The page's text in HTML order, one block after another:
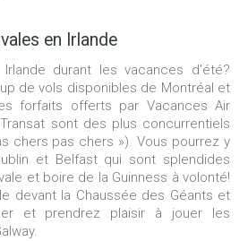
en Irlande
durant les vacances d'été?
de vols disponibles de Montréal et
forfaits offerts par Vacances Air
sont des plus concurrentiels
chers pas chers »). Vous pourrez y
et Belfast qui sont splendides
et boire de la Guinness à volonté!
devant la Chaussée des Géants et
et prendrez plaisir à jouer les